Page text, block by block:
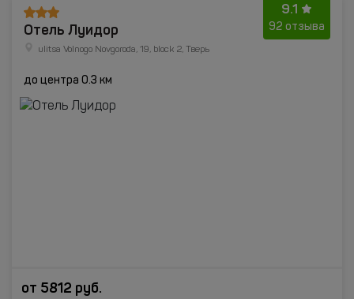
9.1
92 отзыва
Отель Луидор
ulitsa Volnogo Novgoroda, 19, block 2, Тверь
до центра 0.3 км
от 5812 руб.